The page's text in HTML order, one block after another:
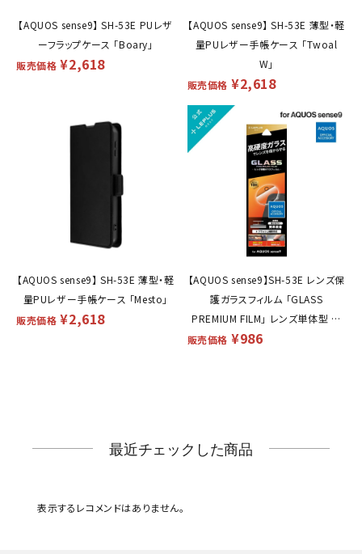
【AQUOS sense9】 SH-53E PUレザ
ーフラップケース 「Boary」
販売価格 ¥2,618
【AQUOS sense9】 SH-53E 薄型・軽
量PUレザー手帳ケース 「Twoal
W」
販売価格 ¥2,618
【AQUOS sense9】 SH-53E 薄型・軽
量PUレザー手帳ケース 「Mesto」
販売価格 ¥2,618
【AQUOS sense9】SH-53E レンズ保
護ガラスフィルム 「GLASS
PREMIUM FILM」 レンズ単体型 超
透明
販売価格 ¥986
最近チェックした商品
表示するレコメンドはありません。